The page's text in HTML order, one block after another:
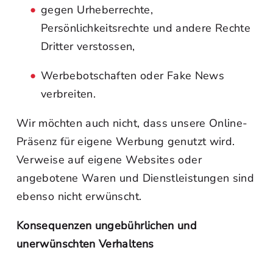
gegen Urheberrechte,
Persönlichkeitsrechte und andere Rechte
Dritter verstossen,
Werbebotschaften oder Fake News
verbreiten.
Wir möchten auch nicht, dass unsere Online-
Präsenz für eigene Werbung genutzt wird.
Verweise auf eigene Websites oder
angebotene Waren und Dienstleistungen sind
ebenso nicht erwünscht.
Konsequenzen ungebührlichen und
unerwünschten Verhaltens